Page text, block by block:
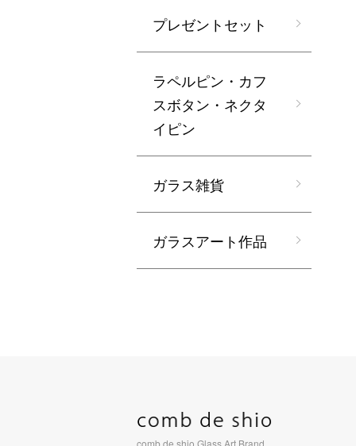
プレゼントセット
ラペルピン・カフ
スボタン・ネクタ
イピン
ガラス雑貨
ガラスアート作品
comb de shio Glass Art Brand